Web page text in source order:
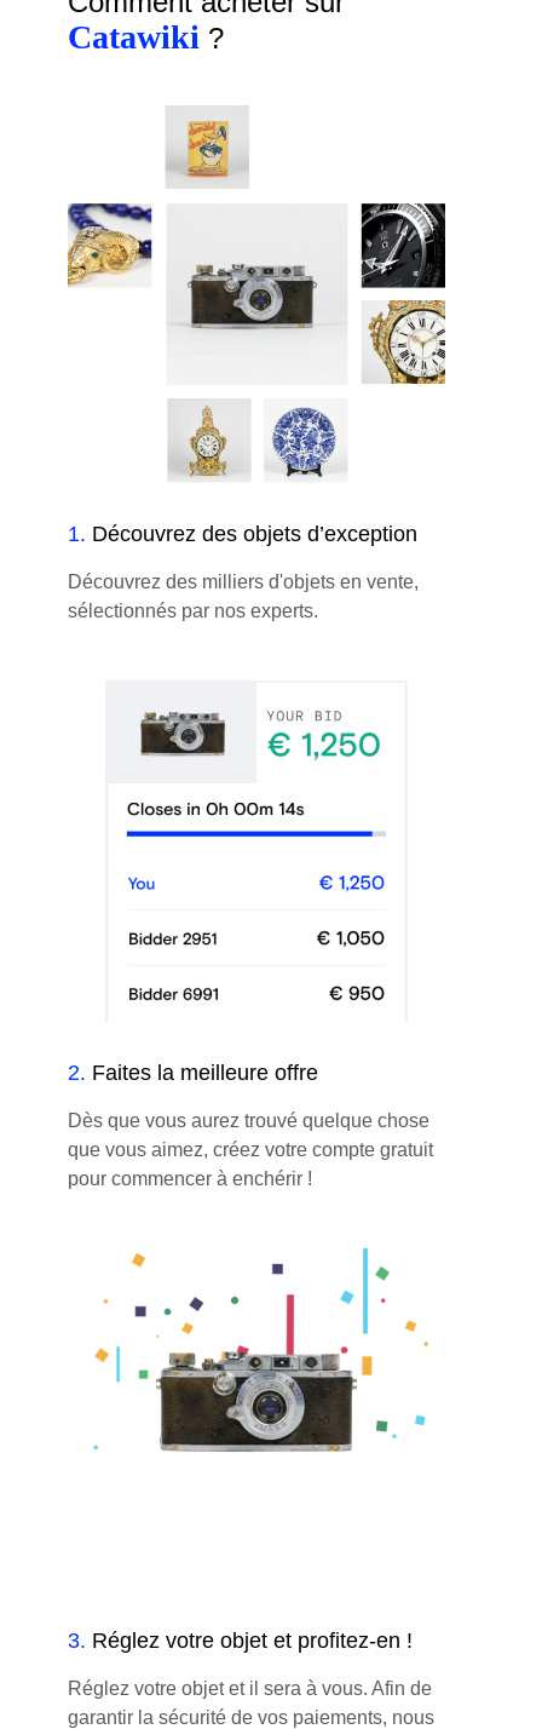
Catawiki ?
1. Découvrez des objets d’exception
Découvrez des milliers d'objets en vente,
sélectionnés par nos experts.
2. Faites la meilleure offre
Dès que vous aurez trouvé quelque chose
que vous aimez, créez votre compte gratuit
pour commencer à enchérir !
3. Réglez votre objet et profitez-en !
Réglez votre objet et il sera à vous. Afin de
garantir la sécurité de vos paiements, nous